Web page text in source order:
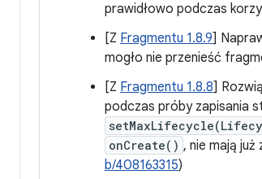
prawidłowo podczas
[Z Fragmentu 1.8.9]
mogło nie przenieść
[Z Fragmentu 1.8.8]
podczas próby zapisania
onCreate() , nie mają już
b/408163315)